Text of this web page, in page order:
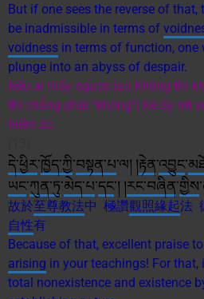
But if one sees the reverse of
be inadmissible in terms of
voidness in terms of function, one
plunge into an abyss of despair.
Nếu ai thấy ngược lại| Không thì
thì chẳng phải “không”| Kẻ ấy rớt
hiểm ác.
དེ་ཕྱིར་ཁྱོད་ཀྱི་བསྟན་པ་ལ། །རྟེན་འབྱུང་
ཡང་ཀུན་ཏུ་མེད་པ་དང༌། །རང་བཞིན་གྱིས
故於至尊教法中 極讚觀照緣起法
自性有
Because of that, excellent praise
arising in your teachings! For
total nonexistence and existence